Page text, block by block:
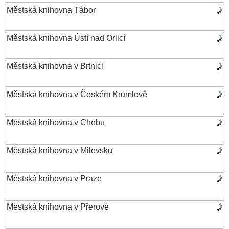
Městská knihovna Tábor
Městská knihovna Ústí nad Orlicí
Městská knihovna v Brtnici
Městská knihovna v Českém Krumlově
Městská knihovna v Chebu
Městská knihovna v Milevsku
Městská knihovna v Praze
Městská knihovna v Přerově